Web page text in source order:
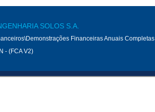
SOLOS S.A.
Financeiras Anuais Completas
- (FCA V2)